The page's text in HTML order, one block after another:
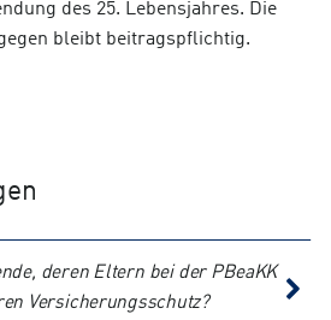
des 25. Lebensjahres. Die
bleibt beitragspflichtig.
deren Eltern bei der PBeaKK
Versicherungsschutz?